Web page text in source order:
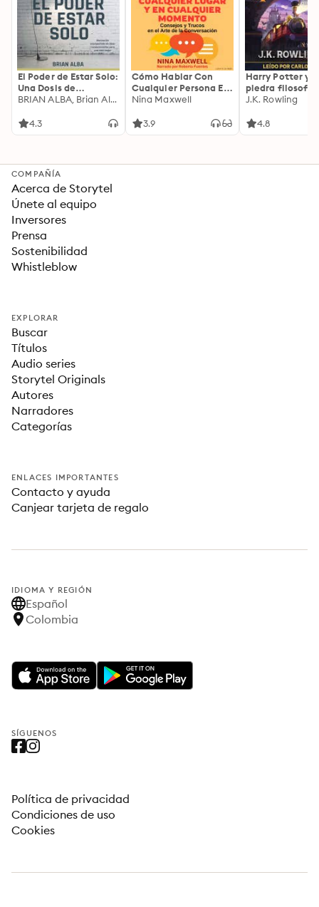
El Poder de Estar Solo:
Una Dosis de
Motivación
Ideas Revolucionarias
BRIAN ALBA, Brian Alba
4.3
Cómo Hablar Con
Cualquier Persona En
Cualquier Lugar Y En
Nina Maxwell
3.9
Harry Potter y
piedra filosofal
J.K. Rowling
4.8
COMPAÑÍA
Acerca de Storytel
Únete al equipo
Inversores
Prensa
Sostenibilidad
Whistleblow
EXPLORAR
Buscar
Títulos
Audio series
Storytel Originals
Autores
Narradores
Categorías
ENLACES IMPORTANTES
Contacto y ayuda
Canjear tarjeta de regalo
IDIOMA Y REGIÓN
Español
Colombia
SÍGUENOS
Política de privacidad
Condiciones de uso
Cookies